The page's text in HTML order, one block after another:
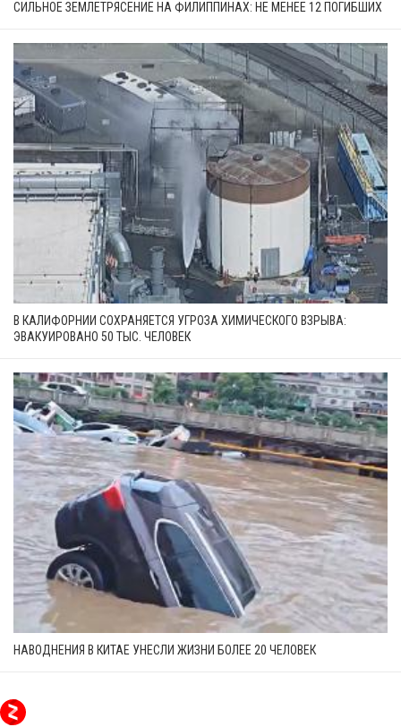
СИЛЬНОЕ ЗЕМЛЕТРЯСЕНИЕ НА ФИЛИППИНАХ: НЕ МЕНЕЕ 12 ПОГИБШИХ
В КАЛИФОРНИИ СОХРАНЯЕТСЯ УГРОЗА ХИМИЧЕСКОГО ВЗРЫВА:
ЭВАКУИРОВАНО 50 ТЫС. ЧЕЛОВЕК
НАВОДНЕНИЯ В КИТАЕ УНЕСЛИ ЖИЗНИ БОЛЕЕ 20 ЧЕЛОВЕК